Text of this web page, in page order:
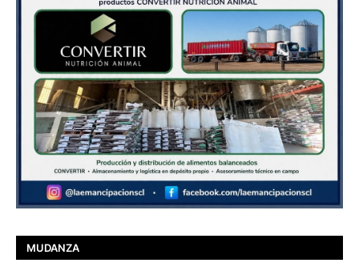
MUDANZA